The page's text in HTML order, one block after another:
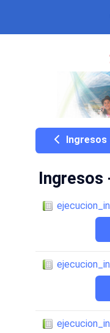
Ingresos
Ingresos